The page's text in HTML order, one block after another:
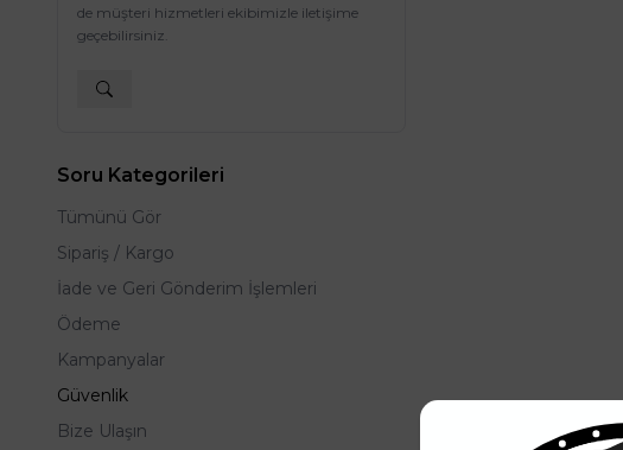
de müşteri hizmetleri ekibimizle iletişime
geçebilirsiniz.
Soru Kategorileri
Tümünü Gör
Sipariş / Kargo
İade ve Geri Gönderim İşlemleri
Ödeme
Kampanyalar
Güvenlik
Bize Ulaşın